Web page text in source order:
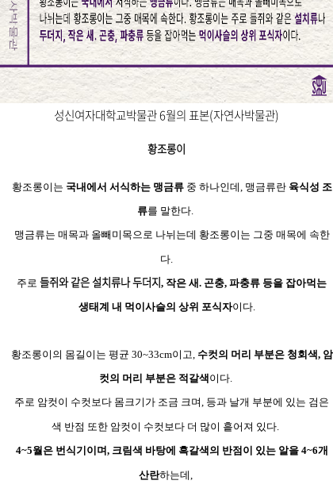
성신여자대학교박물관 6월의 표본(자연사박물관)
황조롱이
황조롱이는 국내에서 서식하는 맹금류 중 하나인데, 맹금류란 육식성 조
류를 말한다.
맹금류는 매목과 올빼미목으로 나뉘는데 황조롱이는 그중 매목에 속한
다.
주로들쥐와 같은 설치류나 두더지, 작은 새. 곤충,파충류 등을 잡아먹는
생태계 내 먹이사슬의 상위 포식자이다.
황조롱이의 몸길이는 평균 30~33cm이고, 수컷의 머리 부분은 청회색, 암
컷의 머리 부분은 적갈색 이다.
주로 암컷이 수컷보다 몸크기가 조금 크며, 등과 날개 부분에 있는 검은
색 반점 또한 암컷이 수컷보다 더 많이 흩어져 있다.
4~5월은 번식기이며 , 크림색 바탕에 흑갈색의 반점이 있는 알을 4~6개
산란하는데,